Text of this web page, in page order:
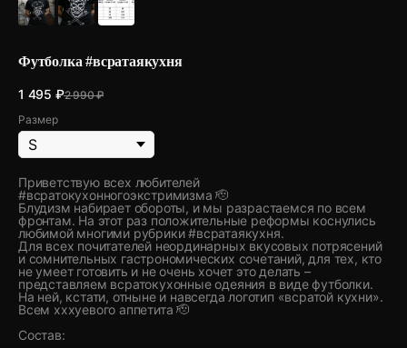
Футболка #всратаякухня
1 495 ₽2 990₽
Размер
Приветствую всех любителей
#всратокухонногоэкстримизма 🫡
Блудизм набирает обороты, и мы разрастаемся по всем
фронтам. На этот раз положительные реформы коснулись
любимой многими рубрики #всратаякухня.
Для всех почитателей неординарных вкусовых потрясений
и сомнительных гастрономических сочетаний, для тех, кто
не умеет готовить и не очень хочет это делать –
представляем всратокухонные одеяния в виде футболки.
На ней, кстати, отныне и навсегда логотип «всратой кухни».
Всем хххуевого аппетита 🫡
Состав: